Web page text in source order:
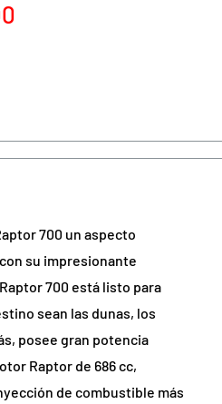
700 un aspecto
su impresionante
700 está listo para
sean las dunas, los
posee gran potencia
Raptor de 686 cc,
de combustible más